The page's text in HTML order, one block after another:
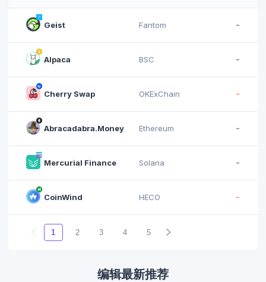
Geist Fantom -
Alpaca BSC -
Cherry Swap OKExChain -
Abracadabra.Money Ethereum -
Mercurial Finance Solana -
CoinWind HECO -
1 2 3 4 5
编辑最新推荐